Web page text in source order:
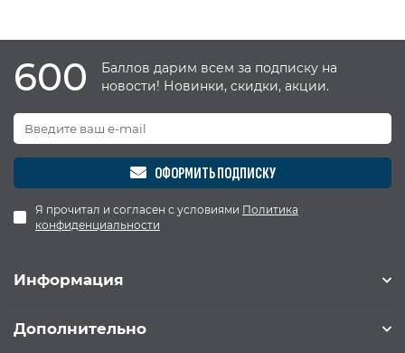
600
Баллов дарим всем за подписку на
новости! Новинки, скидки, акции.
ОФОРМИТЬ ПОДПИСКУ
Я прочитал и согласен с условиями Политика
конфиденциальности
Информация
Дополнительно